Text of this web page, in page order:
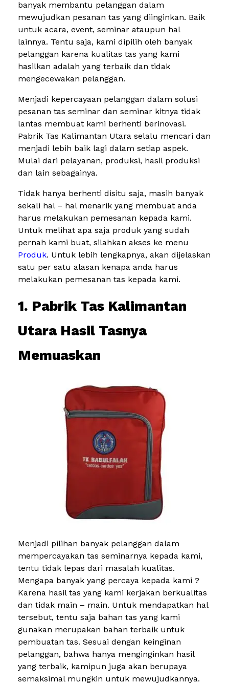
banyak membantu pelanggan dalam
mewujudkan pesanan tas yang diinginkan. Baik
untuk acara, event, seminar ataupun hal
lainnya. Tentu saja, kami dipilih oleh banyak
pelanggan karena kualitas tas yang kami
hasilkan adalah yang terbaik dan tidak
mengecewakan pelanggan.
Menjadi kepercayaan pelanggan dalam solusi
pesanan tas seminar dan seminar kitnya tidak
lantas membuat kami berhenti berinovasi.
Pabrik Tas Kalimantan Utara selalu mencari dan
menjadi lebih baik lagi dalam setiap aspek.
Mulai dari pelayanan, produksi, hasil produksi
dan lain sebagainya.
Tidak hanya berhenti disitu saja, masih banyak
sekali hal – hal menarik yang membuat anda
harus melakukan pemesanan kepada kami.
Untuk melihat apa saja produk yang sudah
pernah kami buat, silahkan akses ke menu
Produk. Untuk lebih lengkapnya, akan dijelaskan
satu per satu alasan kenapa anda harus
melakukan pemesanan tas kepada kami.
1. Pabrik Tas Kalimantan
Utara Hasil Tasnya
Memuaskan
Menjadi pilihan banyak pelanggan dalam
mempercayakan tas seminarnya kepada kami,
tentu tidak lepas dari masalah kualitas.
Mengapa banyak yang percaya kepada kami ?
Karena hasil tas yang kami kerjakan berkualitas
dan tidak main – main. Untuk mendapatkan hal
tersebut, tentu saja bahan tas yang kami
gunakan merupakan bahan terbaik untuk
pembuatan tas. Sesuai dengan keinginan
pelanggan, bahwa hanya menginginkan hasil
yang terbaik, kamipun juga akan berupaya
semaksimal mungkin untuk mewujudkannya.